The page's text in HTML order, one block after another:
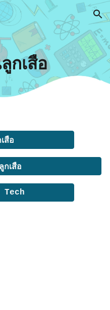
Skip to navigation
กเสือ
สือ
กเสือ
Tech